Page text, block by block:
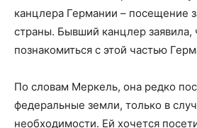
канцлера Германии – посещение
страны. Бывший канцлер заявила,
познакомиться с этой частью
По словам Меркель, она редко
федеральные земли, только в
необходимости. Ей хочется